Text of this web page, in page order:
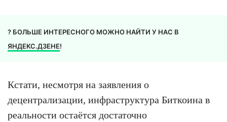
? БОЛЬШЕ ИНТЕРЕСНОГО МОЖНО НАЙТИ У НАС В
ЯНДЕКС.ДЗЕНЕ!
Кстати, несмотря на заявления о
децентрализации, инфраструктура Биткоина в
реальности остаётся достаточно